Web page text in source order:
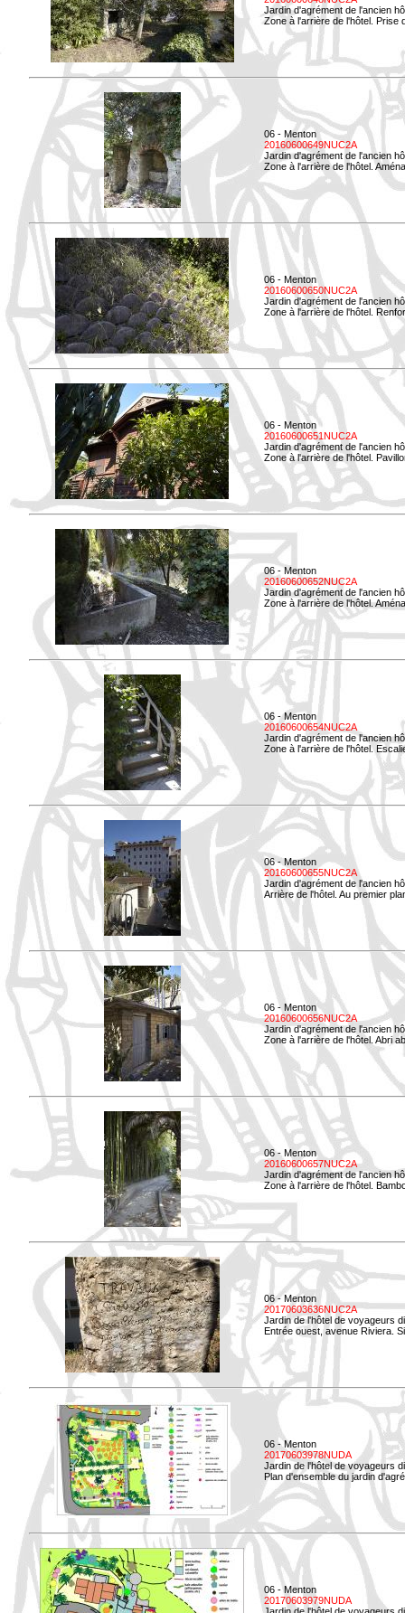
Jardin d'agrément de l'ancien
Zone à l'arrière de l'hôtel. Prise
06 - Menton
20160600649NUC2A
Jardin d'agrément de l'ancien
Zone à l'arrière de l'hôtel.
06 - Menton
20160600650NUC2A
Jardin d'agrément de l'ancien
Zone à l'arrière de l'hôtel.
06 - Menton
20160600651NUC2A
Jardin d'agrément de l'ancien
Zone à l'arrière de l'hôtel.
06 - Menton
20160600652NUC2A
Jardin d'agrément de l'ancien
Zone à l'arrière de l'hôtel.
06 - Menton
20160600654NUC2A
Jardin d'agrément de l'ancien
Zone à l'arrière de l'hôtel.
06 - Menton
20160600655NUC2A
Jardin d'agrément de l'ancien
Arrière de l'hôtel. Au premier
06 - Menton
20160600656NUC2A
Jardin d'agrément de l'ancien
Zone à l'arrière de l'hôtel. Abri
06 - Menton
20160600657NUC2A
Jardin d'agrément de l'ancien
Zone à l'arrière de l'hôtel.
06 - Menton
20170603636NUC2A
Jardin de l'hôtel de voyageurs
Entrée ouest, avenue Riviera.
06 - Menton
20170603978NUDA
Jardin de l'hôtel de voyageurs
Plan d'ensemble du jardin
06 - Menton
20170603979NUDA